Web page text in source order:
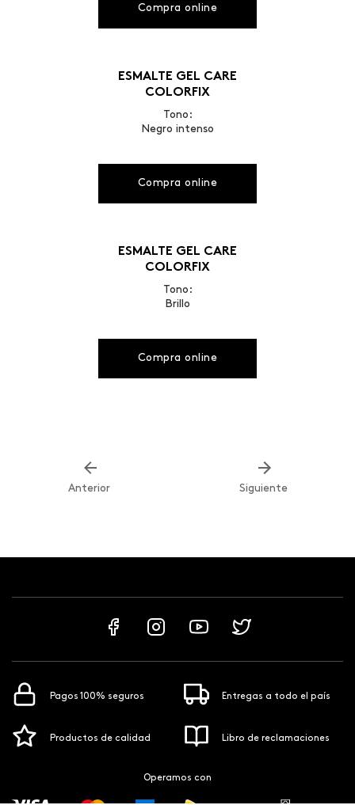
Compra online
ESMALTE GEL CARE
COLORFIX
Tono:
Negro intenso
Compra online
ESMALTE GEL CARE
COLORFIX
Tono:
Brillo
Compra online
Anterior Siguiente
Pagos 100% seguros Entregas a todo el país
Productos de calidad Libro de reclamaciones
Operamos con